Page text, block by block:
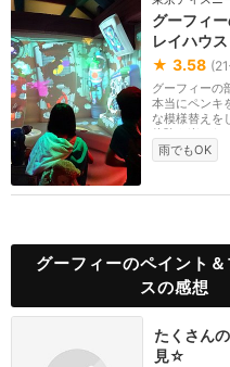
グーフィ
レイハウス
★ 3.58 (21
グーフィーの
本当にペンキ
な模様替えを
体験を楽しむ
雨でもOK
グーフィーのペイント
スの感想
たくさん
見☆